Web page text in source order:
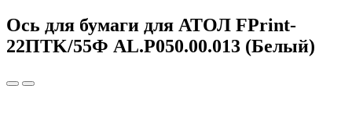
Ось для бумаги для АТОЛ FPrint-
22ПТK/55Ф AL.P050.00.013 (Белый)